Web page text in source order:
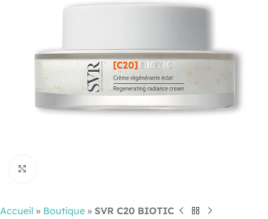
Accueil » Boutique » SVR C20 BIOTIC